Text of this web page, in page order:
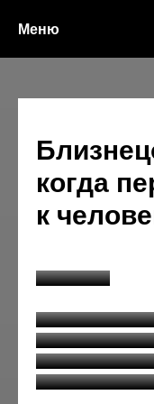
Меню
когда
к
4 мая 2021
Эта статья
сильного
встречаете
душу или